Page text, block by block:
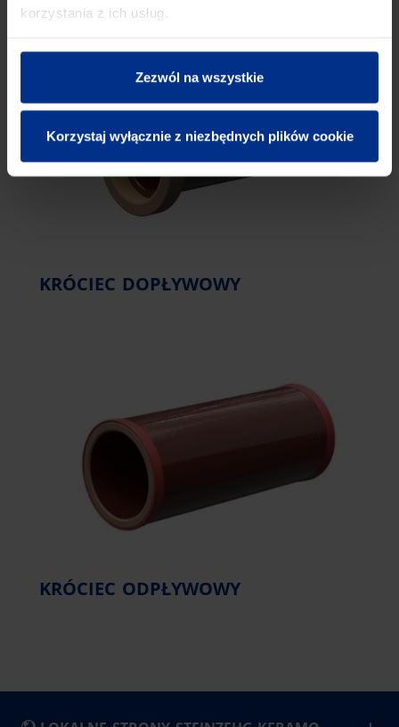
korzystania z ich usług.
Zezwól na wszystkie
Korzystaj wyłącznie z niezbędnych plików cookie
KRÓCIEC DOPŁYWOWY
KRÓCIEC ODPŁYWOWY